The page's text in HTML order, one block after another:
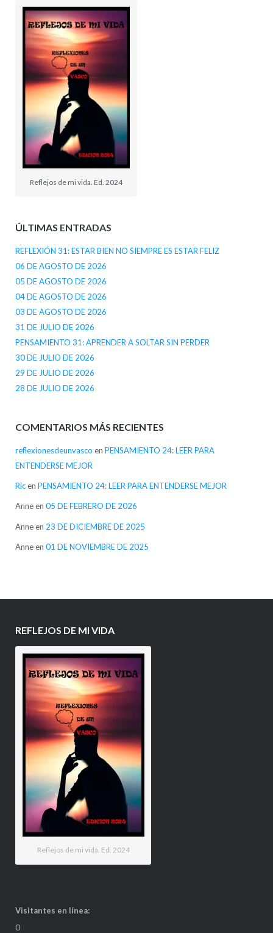
Reflejos de mi vida. Ed. 2024
ÚLTIMAS ENTRADAS
REFLEXIÓN 31: ESTAR BIEN NO SIEMPRE ES ESTAR FELIZ
06 DE AGOSTO DE 2026
05 DE AGOSTO DE 2026
04 DE AGOSTO DE 2026
03 DE AGOSTO DE 2026
31 DE JULIO DE 2026
PENSAMIENTO 31: APRENDER A SOLTAR SIN PERDER
30 DE JULIO DE 2026
29 DE JULIO DE 2026
28 DE JULIO DE 2026
COMENTARIOS MÁS RECIENTES
reflexionesdeunvasco en PENSAMIENTO 24: LEER PARA
ENTENDERSE MEJOR
Ricen PENSAMIENTO 24: LEER PARA ENTENDERSE MEJOR
Anneen 05 DE FEBRERO DE 2026
Anneen 23 DE DICIEMBRE DE 2025
Anneen 01 DE NOVIEMBRE DE 2025
REFLEJOS DE MI VIDA
Reflejos de mi vida. Ed. 2024
Visitantes en línea:
0